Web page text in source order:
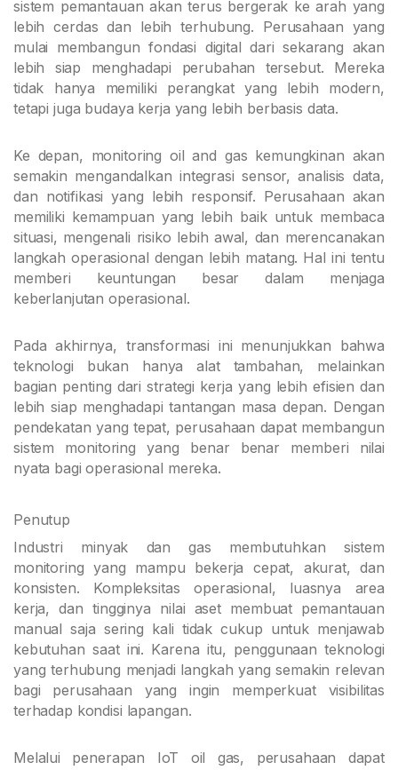
sistem pemantauan akan terus bergerak ke arah yang
lebih cerdas dan lebih terhubung. Perusahaan yang
mulai membangun fondasi digital dari sekarang akan
lebih siap menghadapi perubahan tersebut. Mereka
tidak hanya memiliki perangkat yang lebih modern,
tetapi juga budaya kerja yang lebih berbasis data.
Ke depan, monitoring oil and gas kemungkinan akan
semakin mengandalkan integrasi sensor, analisis data,
dan notifikasi yang lebih responsif. Perusahaan akan
memiliki kemampuan yang lebih baik untuk membaca
situasi, mengenali risiko lebih awal, dan merencanakan
langkah operasional dengan lebih matang. Hal ini tentu
memberi keuntungan besar dalam menjaga
keberlanjutan operasional.
Pada akhirnya, transformasi ini menunjukkan bahwa
teknologi bukan hanya alat tambahan, melainkan
bagian penting dari strategi kerja yang lebih efisien dan
lebih siap menghadapi tantangan masa depan. Dengan
pendekatan yang tepat, perusahaan dapat membangun
sistem monitoring yang benar benar memberi nilai
nyata bagi operasional mereka.
Penutup
Industri minyak dan gas membutuhkan sistem
monitoring yang mampu bekerja cepat, akurat, dan
konsisten. Kompleksitas operasional, luasnya area
kerja, dan tingginya nilai aset membuat pemantauan
manual saja sering kali tidak cukup untuk menjawab
kebutuhan saat ini. Karena itu, penggunaan teknologi
yang terhubung menjadi langkah yang semakin relevan
bagi perusahaan yang ingin memperkuat visibilitas
terhadap kondisi lapangan.
Melalui penerapan IoT oil gas, perusahaan dapat